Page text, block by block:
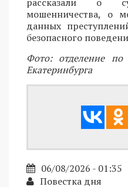
мошенничества, о
данных
безопасного
Фото: отделение
Екатеринбурга
06/08/2026 - 01:35
Повестка дня